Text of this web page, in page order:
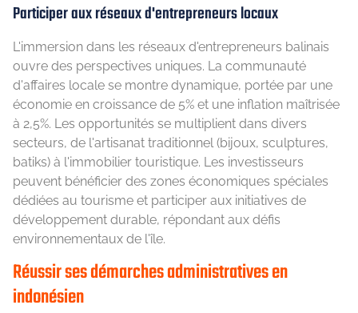
Participer aux réseaux d'entrepreneurs locaux
L'immersion dans les réseaux d'entrepreneurs balinais
ouvre des perspectives uniques. La communauté
d'affaires locale se montre dynamique, portée par une
économie en croissance de 5% et une inflation maîtrisée
à 2,5%. Les opportunités se multiplient dans divers
secteurs, de l'artisanat traditionnel (bijoux, sculptures,
batiks) à l'immobilier touristique. Les investisseurs
peuvent bénéficier des zones économiques spéciales
dédiées au tourisme et participer aux initiatives de
développement durable, répondant aux défis
environnementaux de l'île.
Réussir ses démarches administratives en
indonésien